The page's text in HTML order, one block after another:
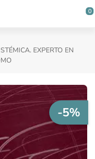
0
EXPERTO EN
-5%